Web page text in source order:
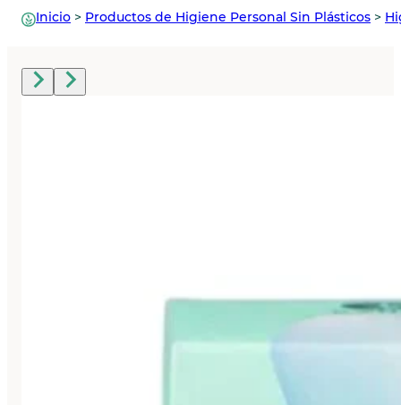
Inicio > Productos de Higiene Personal Sin Plásticos >